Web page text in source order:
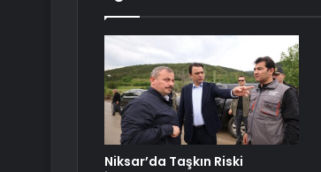
Niksar’da Taşkın Riski